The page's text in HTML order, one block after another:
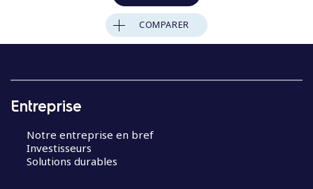
COMPARER
Entreprise
Notre entreprise en bref
Investisseurs
Solutions durables